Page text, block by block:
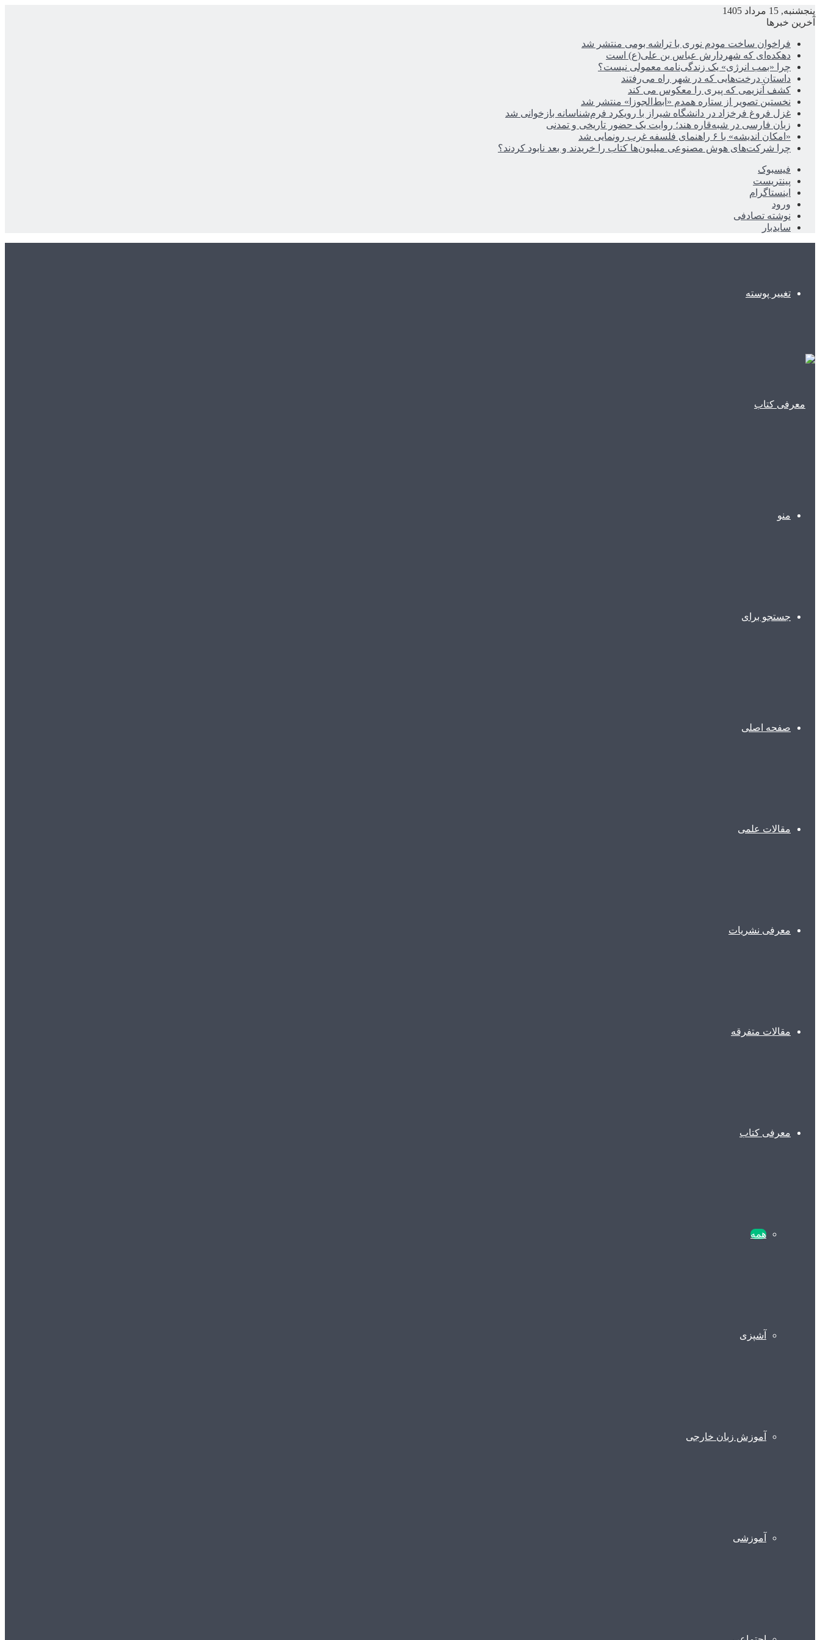
پنجشنبه, 15 مرداد 1405
آخرین خبرها
فراخوان ساخت مودم نوری با تراشه بومی منتشر شد
دهکده‌ای که شهردارش عباس بن علی(ع) است
چرا «بمب انرژی» یک زندگی‌نامه معمولی نیست؟
داستان درخت‌هایی که در شهر راه می‌رفتند
کشف آنزیمی که پیری را معکوس می کند
نخستین تصویر از ستاره همدم «ابط‌الجوزا» منتشر شد
غزل فروغ فرخزاد در دانشگاه شیراز با رویکرد فرم‌شناسانه بازخوانی شد
زبان فارسی در شبه‌قاره هند؛ روایت یک حضور تاریخی و تمدنی
«امکان اندیشه» با ۶ راهنمای فلسفه غرب رونمایی شد
چرا شرکت‌های هوش مصنوعی میلیون‌ها کتاب را خریدند و بعد نابود کردند؟
فیسبوک
پینتریست
اینستاگرام
ورود
نوشته تصادفی
سایدبار
تغییر پوسته
منو
جستجو برای
صفحه اصلی
مقالات علمی
معرفی نشریات
مقالات متفرقه
معرفی کتاب
همه
آشپزی
آموزش زبان خارجی
آموزشی